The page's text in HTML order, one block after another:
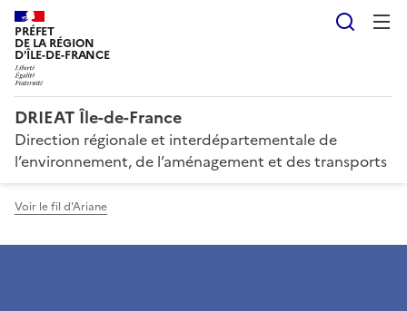
PRÉFET
DE LA RÉGION
D'ÎLE-DE-FRANCE
DRIEAT Île-de-France
Direction régionale et interdépartementale de
l’environnement, de l’aménagement et des transports
Voir le fil d'Ariane